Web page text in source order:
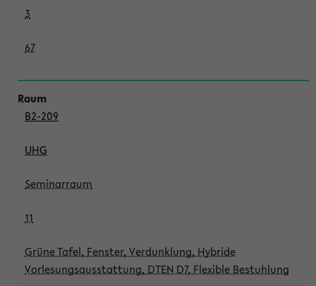
3
67
B2-209
UHG
Seminarraum
11
Grüne Tafel, Fenster, Verdunklung, Hybride
Vorlesungsausstattung, DTEN D7, Flexible Bestuhlung